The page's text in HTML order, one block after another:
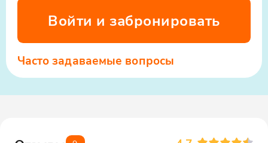
встретит вас ажурными коваными
Здесь останавливались Николай II,
Сталин и другие исторические фигуры.
Вы увидите уникальные часы, которые
Войти и забронировать
Часто задаваемые вопросы